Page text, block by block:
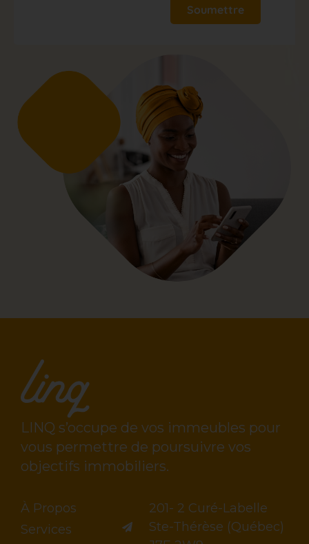
Soumettre
LINQ s’occupe de vos immeubles pour
vous permettre de poursuivre vos
objectifs immobiliers.
À Propos
Services
201- 2 Curé-Labelle
Ste-Thérèse (Québec)